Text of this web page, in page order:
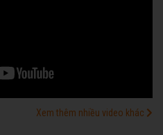
Xem thêm nhiều video khác